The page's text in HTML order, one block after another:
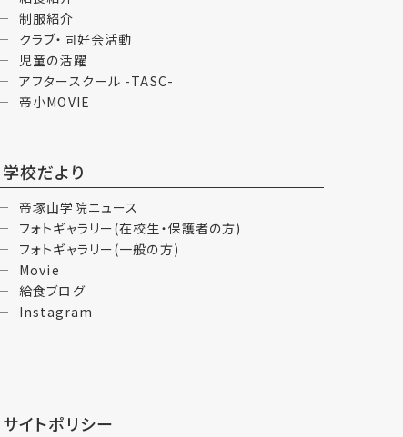
制服紹介
クラブ・同好会活動
児童の活躍
アフタースクール -TASC-
帝小MOVIE
学校だより
帝塚山学院ニュース
フォトギャラリー(在校生・保護者の方)
フォトギャラリー(一般の方)
Movie
給食ブログ
Instagram
サイトポリシー